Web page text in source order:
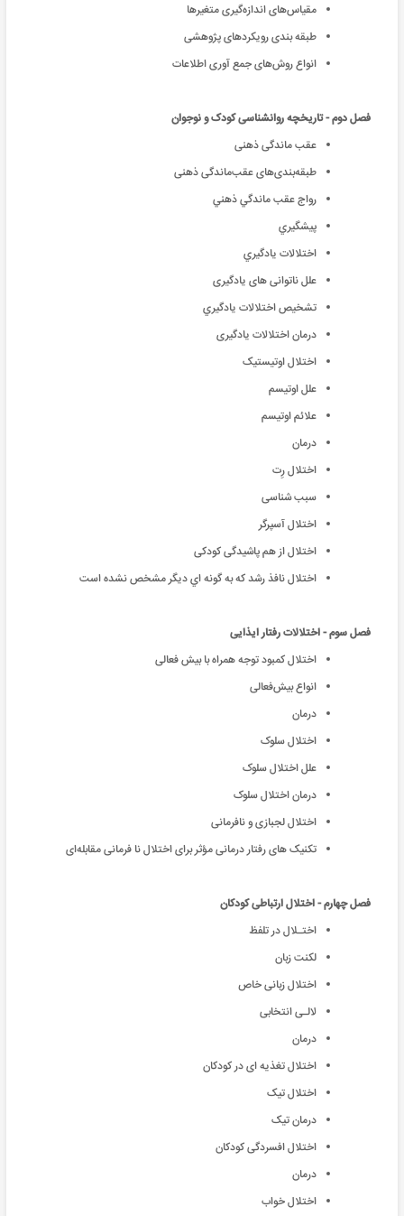
مقیاس‌های اندازه‌گیری متغیرها
طبقه بندی رویکرد‌های پژوهشی
انواع روش‌های جمع آوری اطلاعات
فصل دوم - تاریخچه روانشناسی کودک و نوجوان
عقب ماندگی ذهنی
طبقه‌بندی‌های عقب‌ماندگی ذهنی
رواج عقب ماندگي ذهني
پيشگيري
اختلالات يادگيري
علل ناتوانی های یادگیری
تشخيص اختلالات يادگيري
درمان اختلالات یادگیری
اختلال اوتيستيک
علل اوتیسم
علائم اوتیسم
درمان
اختلال رِت
سبب شناسی
اختلال آسپرگر
اختلال از هم پاشیدگی کودکی
اختلال نافذ رشد که به گونه اي ديگر مشخص نشده است
فصل سوم - اختلالات رفتار ایذایی
اختلال کمبود توجه همراه با بیش فعالی
انواع بیش‌فعالی
درمان
اختلال سلوک
علل اختلال سلوک
درمان اختلال سلوک
اختلال لجبازی و نافرمانی
تکنیک های رفتار درمانی مؤثر برای اختلال نا فرمانی مقابله‌ای
فصل چهارم - اختلال ارتباطی کودکان
اختـلال در تلفظ
لکنت زبان
اختلال زبانی خاص
لالـی انتخابی
درمان
اختلال تغذیه ای در کودکان
اختلال تیک
درمان تیک
اختلال افسردگی کودکان
درمان
اختلال خواب